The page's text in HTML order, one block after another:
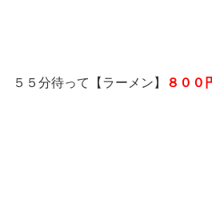
５５分待って【ラーメン】 ８００